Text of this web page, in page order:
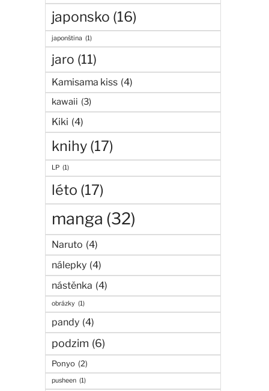
japonsko (16)
japonština (1)
jaro (11)
Kamisama kiss (4)
kawaii (3)
Kiki (4)
knihy (17)
LP (1)
léto (17)
manga (32)
Naruto (4)
nálepky (4)
nástěnka (4)
obrázky (1)
pandy (4)
podzim (6)
Ponyo (2)
pusheen (1)